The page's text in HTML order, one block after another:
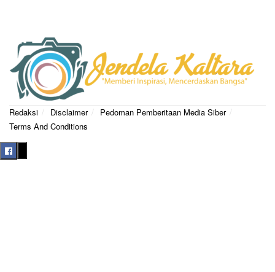
Redaksi Disclaimer
Pedoman Pemberitaan Media Siber
Terms And Conditions